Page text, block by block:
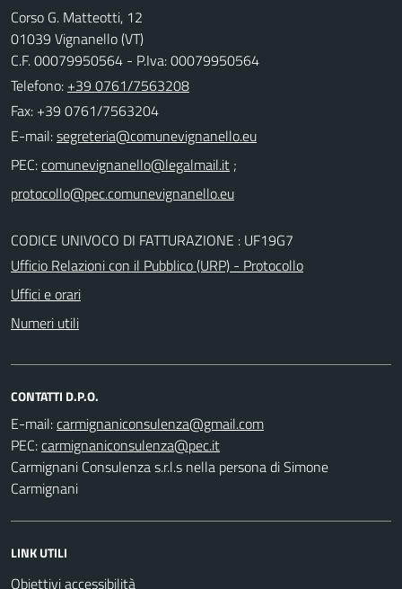
Corso G. Matteotti, 12
01039 Vignanello (VT)
C.F. 00079950564 - P.Iva: 00079950564
Telefono: +39 0761/7563208
Fax: +39 0761/7563204
E-mail:
PEC:
;
CODICE UNIVOCO DI FATTURAZIONE : UF19G7
Ufficio Relazioni con il Pubblico (URP) - Protocollo
Uffici e orari
Numeri utili
CONTATTI D.P.O.
E-mail:
PEC:
Carmignani Consulenza s.r.l.s nella persona di Simone
Carmignani
LINK UTILI
Obiettivi accessibilità